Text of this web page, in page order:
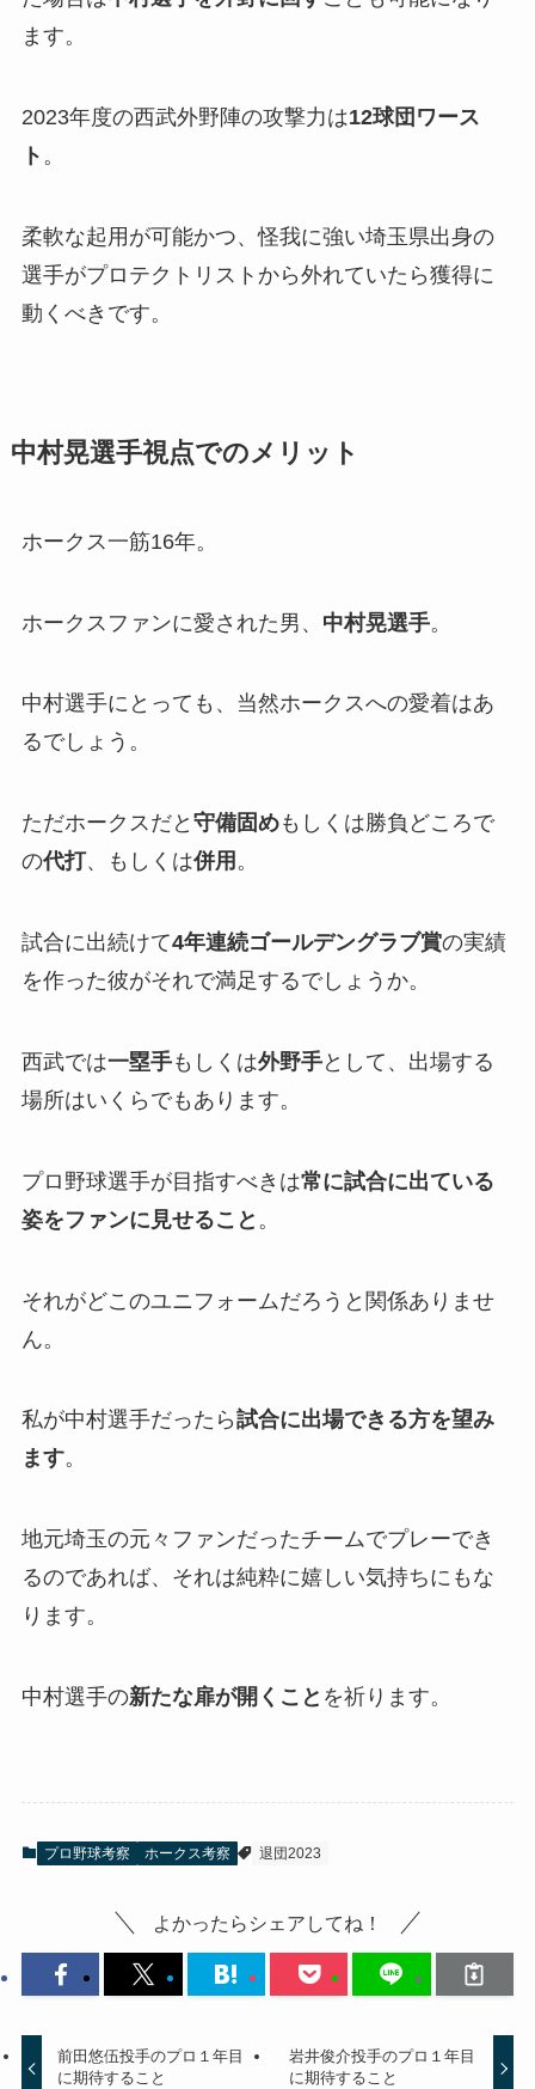
ます。
2023年度の西武外野陣の攻撃力は12球団ワース
ト 。
柔軟な起用が可能かつ、怪我に強い埼玉県出身の
選手がプロテクトリストから外れていたら獲得に
動くべきです。
中村晃選手視点でのメリット
ホークス一筋16年。
ホークスファンに愛された男、 中村晃選手。
中村選手にとっても、当然ホークスへの愛着はあ
るでしょう。
ただホークスだと 守備固めもしくは勝負どころで
の代打、もしくは併用 。
試合に出続けて4年連続ゴールデングラブ賞の実績
を作った彼がそれで満足するでしょうか。
西武では一塁手もしくは外野手として、出場する
場所はいくらでもあります。
プロ野球選手が目指すべきは常に試合に出ている
姿をファンに見せること 。
それがどこのユニフォームだろうと関係ありませ
ん。
私が中村選手だったら試合に出場できる方を望み
ます。
地元埼玉の元々ファンだったチームでプレーでき
るのであれば、それは純粋に嬉しい気持ちにもな
ります。
中村選手の新たな扉が開くこと を祈ります。
プロ野球考察 ホークス考察 退団2023
よかったらシェアしてね！
前田悠伍投手のプロ１年目
に期待すること
岩井俊介投手のプロ１年目
に期待すること